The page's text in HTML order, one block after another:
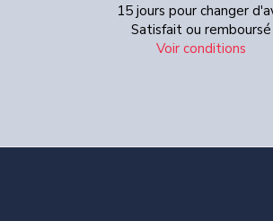
15 jours pour changer
Satisfait ou remboursé
Voir conditions